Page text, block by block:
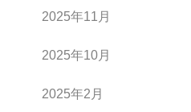
2025年11月
2025年10月
2025年2月